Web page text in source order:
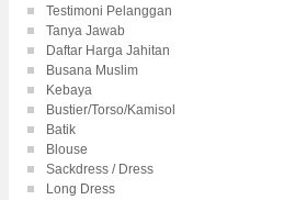
Testimoni Pelanggan
Tanya Jawab
Daftar Harga Jahitan
Busana Muslim
Kebaya
Bustier/Torso/Kamisol
Batik
Blouse
Sackdress / Dress
Long Dress